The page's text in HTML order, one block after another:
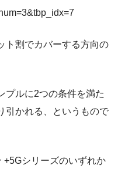
ト割でカバーする方向の
プルに2つの条件を満た
引かれる、というもので
+5Gシリーズのいずれか